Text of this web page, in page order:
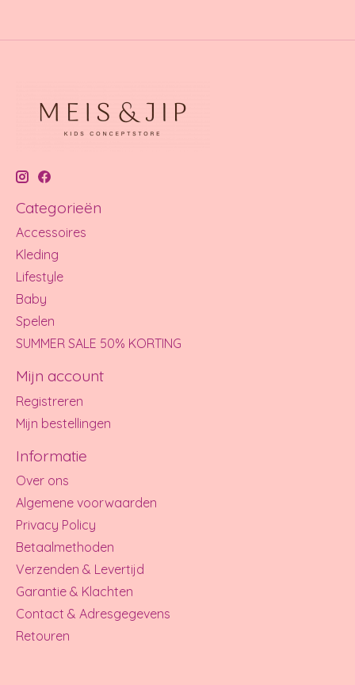
Categorieën
Accessoires
Kleding
Lifestyle
Baby
Spelen
SUMMER SALE 50% KORTING
Mijn account
Registreren
Mijn bestellingen
Informatie
Over ons
Algemene voorwaarden
Privacy Policy
Betaalmethoden
Verzenden & Levertijd
Garantie & Klachten
Contact & Adresgegevens
Retouren